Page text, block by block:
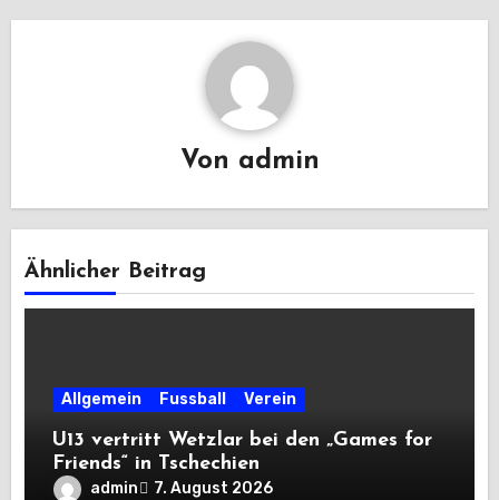
Von admin
Ähnlicher Beitrag
Allgemein Fussball Verein
U13 vertritt Wetzlar bei den „Games for
Friends“ in Tschechien
admin 7. August 2026